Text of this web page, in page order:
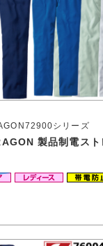
シリーズ
製品制電スト